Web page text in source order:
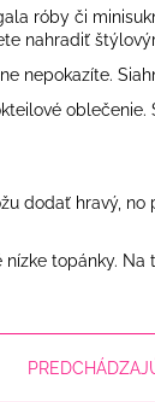
róby či
nahradiť
nepokazíte.
dodať hravý,
topánky.